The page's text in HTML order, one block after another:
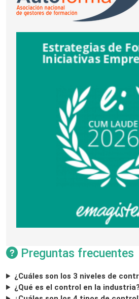
Preguntas frecuentes
¿Cuáles son los 3 niveles de
¿Qué es el control en la industria?